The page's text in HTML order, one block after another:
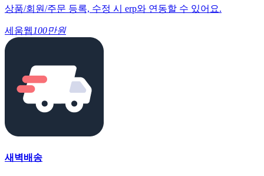
상품/회원/주문 등록, 수정 시 erp와 연동할 수 있어요.
세움웹 100만원
새벽배송